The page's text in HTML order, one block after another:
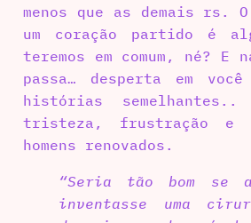
menos que as demais rs.
um coração partido é
teremos em comum, né? E
passa… desperta em
histórias semelhantes..
tristeza, frustração e
homens renovados.
“Seria tão bom se
inventasse uma